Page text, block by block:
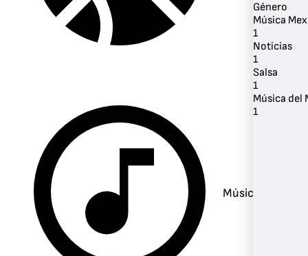
Música
Género
Música
1
Noticias
1
Salsa
1
Música del
1